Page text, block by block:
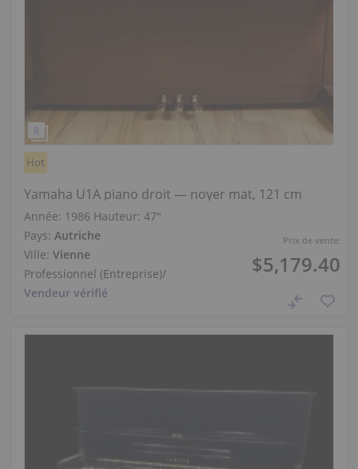
Prix de vente:
$5,179.40
Hot
Yamaha U1A piano droit — noyer mat, 121 cm
Année: 1986 Hauteur: 47″
Pays: Autriche
Ville: Vienne
Professionnel (Entreprise)/
Vendeur vérifié